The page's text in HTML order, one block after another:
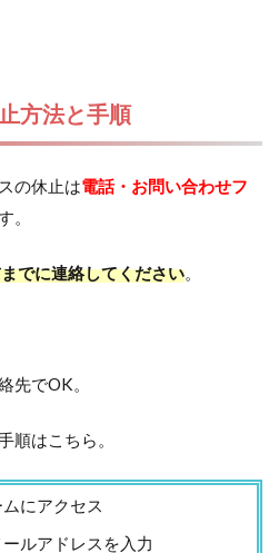
方法と手順
の休止は電話・お問い合わせフ
。
でに連絡してください
先でOK。
順はこちら。
にアクセス
ルアドレスを入力